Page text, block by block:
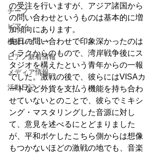
チーフ
ピアノ
機材レビュー
ピアノ新着情報
メディア情報
活動日記
の受注を行いますが、アジア諸国から
の問い合わせというものは基本的に増
加傾向にあります。
先日の問い合わせで印象深かったのは
イラクからのもので、湾岸戦争後にス
タジオを構えたという青年からの一報
でした。激戦の後で、彼らにはVISAカ
ードなど外貨を支払う機能を持ち合わ
せていないとのことで、彼らでミキシ
ング・マスタリングした音源に対し
て、意見を述べるにとどまりました
が、平和ボケしたこちら側からは想像
もつかないほどの激戦の地でも、音楽